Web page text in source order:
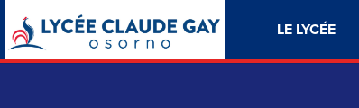
LE LYCÉE